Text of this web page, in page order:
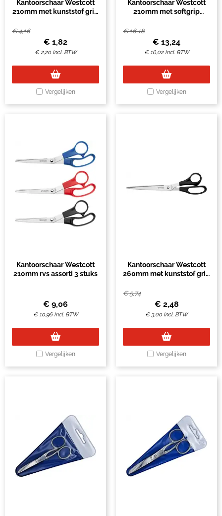
Kantoorschaar Westcott
210mm met kunststof grip
€4,16
€ 1,82
€2,20 Incl. BTW
Vergelijken
Kantoorschaar Westcott
210mm met softgrip
€16,18
€ 13,24
€16,02 Incl. BTW
Vergelijken
Kantoorschaar Westcott
210mm rvs assorti 3 stuks
€ 9,06
€10,96 Incl. BTW
Vergelijken
Kantoorschaar Westcott
260mm met kunststof grip
€5,74
€ 2,48
€ 3,00 Incl. BTW
Vergelijken